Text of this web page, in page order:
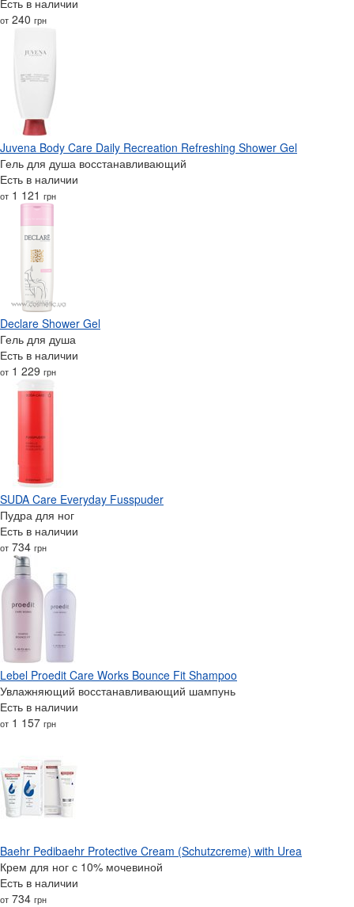
от 240 грн
Juvena Body Care Daily Recreation Refreshing Shower Gel
Гель для душа восстанавливающий
Есть в наличии
от 1 121 грн
Declare Shower Gel
Гель для душа
Есть в наличии
от 1 229 грн
SUDA Care Everyday Fusspuder
Пудра для ног
Есть в наличии
от 734 грн
Lebel Proedit Care Works Bounce Fit Shampoo
Увлажняющий восстанавливающий шампунь
Есть в наличии
от 1 157 грн
Baehr Pedibaehr Protective Cream (Schutzcreme) with Urea
Крем для ног с 10% мочевиной
Есть в наличии
от 734 грн